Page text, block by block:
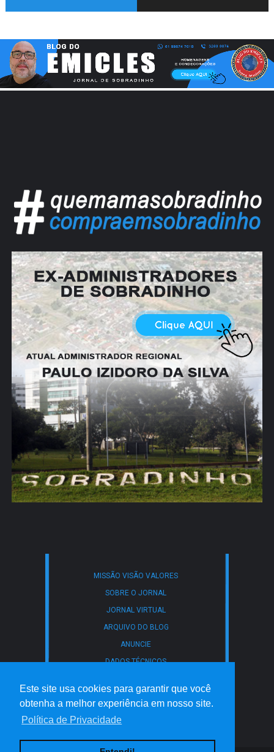
Este site usa cookies para garantir que você
obtenha a melhor experiência em nosso site.
Política de Privacidade
MISSÃO VISÃO VALORES
SOBRE O JORNAL
JORNAL VIRTUAL
ARQUIVO DO BLOG
ANUNCIE
DADOS TÉCNICOS
POLÍTICA DE PRIVACIDADE